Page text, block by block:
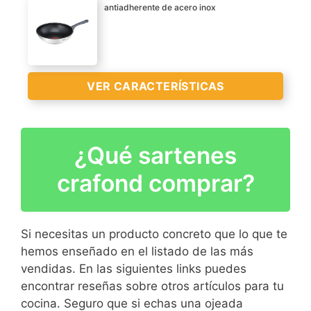
CARACTERÍSTICAS
Wok de 28 cm de
diámetro en el borde
(17,5 cm de diámetro en
la base); robustez y
calor en toda la sartén;
base de inducción
reforzada 4.5 mm
indeformable; es decir,
resistente a choques
térmicos
Wok de Aluminio para una
adecuada y homogénea
conducción del calor;
exterior antiadherente
para una fácil limpieza; su
VER
CARACTERÍSTICAS
antiadherente de acero inox
VER CARACTERÍSTICAS
Wok de 28 cm de
diámetro en el borde
exterior y 8,5 cm de alto
Wok de acero inoxidable
con antiadherente para
una fácil limpieza y base
reforzada a prueba de
¿Qué sartenes
crafond comprar?
Si necesitas un producto concreto que lo que te
hemos enseñado en el listado de las más
vendidas. En las siguientes links puedes
encontrar reseñas sobre otros artículos para tu
cocina. Seguro que si echas una ojeada